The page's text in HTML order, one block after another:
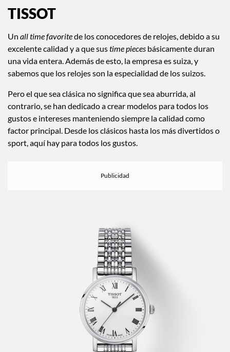
TISSOT
Un all time favoritede los conocedores de relojes, debido a su
excelente calidad y a que sustime pieces básicamente duran
una vida entera. Además de esto, la empresa es suiza, y
sabemos que los relojes son la especialidad de los suizos.
Pero el que sea clásica no significa que sea aburrida, al
contrario, se han dedicado a crear modelos para todos los
gustos e intereses manteniendo siempre la calidad como
factor principal. Desde los clásicos hasta los más divertidos o
sport, aquí hay para todos los gustos.